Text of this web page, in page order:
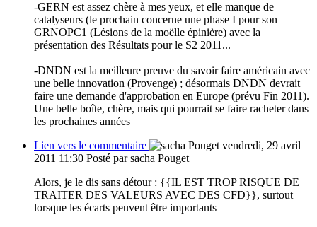
-GERN est assez chère à mes yeux, et elle manque de
catalyseurs (le prochain concerne une phase I pour son
GRNOPC1 (Lésions de la moëlle épinière) avec la
présentation des Résultats pour le S2 2011...
-DNDN est la meilleure preuve du savoir faire américain avec
une belle innovation (Provenge) ; désormais DNDN devrait
faire une demande d'approbation en Europe (prévu Fin 2011).
Une belle boîte, chère, mais qui pourrait se faire racheter dans
les prochaines années
Lien vers le commentaire
vendredi, 29 avril
2011 11:30 Posté par sacha Pouget
Alors, je le dis sans détour : {{IL EST TROP RISQUE DE
TRAITER DES VALEURS AVEC DES CFD}}, surtout
lorsque les écarts peuvent être importants